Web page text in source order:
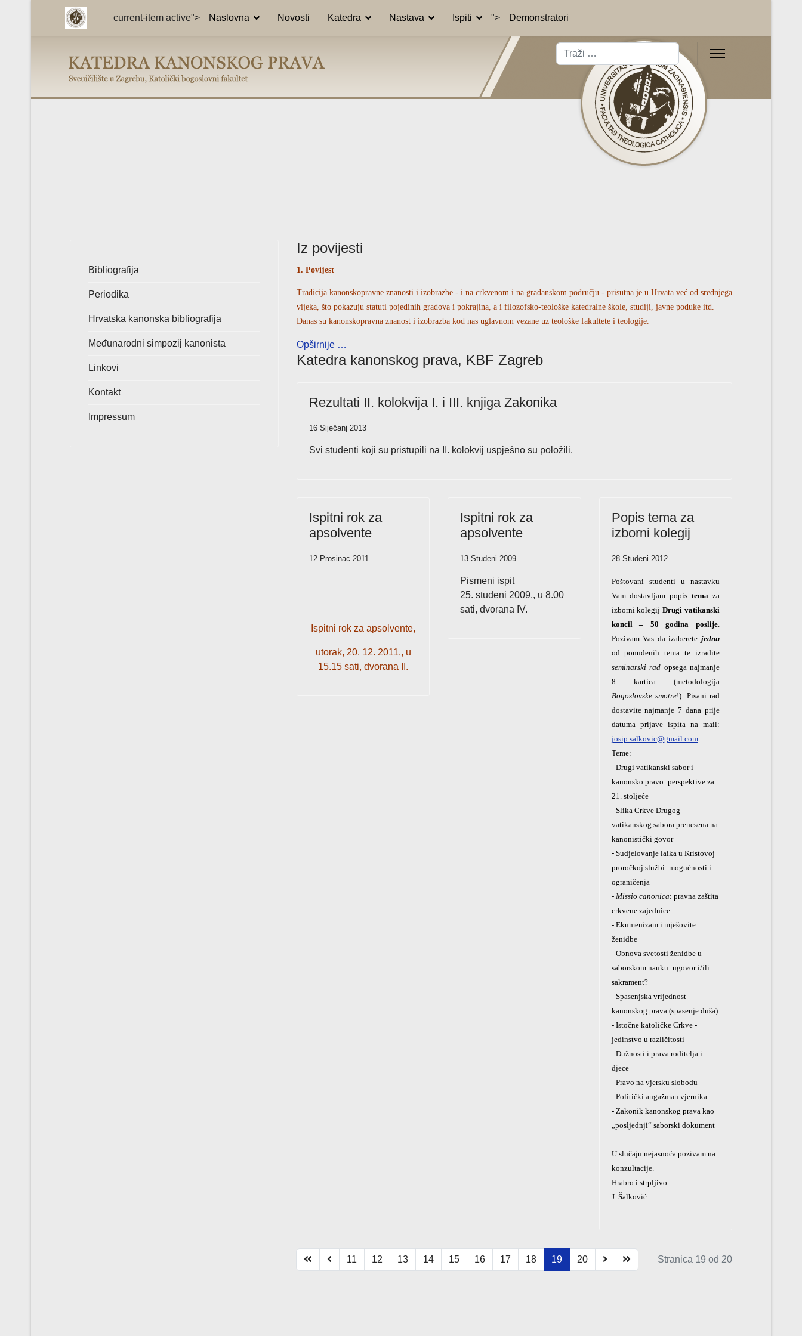
current-item active"> Naslovna Novosti Katedra Nastava Ispiti "> Demonstratori
Traži
Type 2 or more characters for results.
Bibliografija
Periodika
Hrvatska kanonska bibliografija
Međunarodni simpozij kanonista
Linkovi
Kontakt
Impressum
Iz povijesti
1. Povijest
Tradicija kanonskopravne znanosti i izobrazbe - i na crkvenom i na građanskom području - prisutna je u Hrvata već od srednjega
vijeka, što pokazuju statuti pojedinih gradova i pokrajina, a i filozofsko-teološke katedralne škole, studiji, javne poduke itd.
Danas su kanonskopravna znanost i izobrazba kod nas uglavnom vezane uz teološke fakultete i teologije.
Opširnije …
Katedra kanonskog prava, KBF Zagreb
Rezultati II. kolokvija I. i III. knjiga Zakonika
16 Siječanj 2013
Svi studenti koji su pristupili na II. kolokvij uspješno su položili.
Ispitni rok za
apsolvente
12 Prosinac 2011
Ispitni rok za apsolvente,
utorak, 20. 12. 2011., u
15.15 sati, dvorana II.
Ispitni rok za
apsolvente
13 Studeni 2009
Pismeni ispit
25. studeni 2009., u 8.00
sati, dvorana IV.
Popis tema za
izborni kolegij
28 Studeni 2012
Poštovani studenti u nastavku
Vam dostavljam popistema za
izborni kolegijDrugi vatikanski
koncil – 50 godina poslije.
Pozivam Vas da izaberete jednu
od ponuđenih tema te izradite
seminarski rad opsega najmanje
8 kartica (metodologija
Bogoslovske smotre!). Pisani rad
dostavite najmanje 7 dana prije
datuma prijave ispita na mail:
josip.salkovic@gmail.com.
Teme:
- Drugi vatikanski sabor i
kanonsko pravo: perspektive za
21. stoljeće
- Slika Crkve Drugog
vatikanskog sabora prenesena na
kanonistički govor
- Sudjelovanje laika u Kristovoj
proročkoj službi: mogućnosti i
ograničenja
- Missio canonica: pravna zaštita
crkvene zajednice
- Ekumenizam i mješovite
ženidbe
- Obnova svetosti ženidbe u
saborskom nauku: ugovor i/ili
sakrament?
- Spasenjska vrijednost
kanonskog prava (spasenje duša)
- Istočne katoličke Crkve -
jedinstvo u različitosti
- Dužnosti i prava roditelja i
djece
- Pravo na vjersku slobodu
- Politički angažman vjernika
- Zakonik kanonskog prava kao
„posljednji“ saborski dokument
U slučaju nejasnoća pozivam na
konzultacije.
Hrabro i strpljivo.
J. Šalković
11 12 13 14 15 16 17 18 19 20 Stranica 19 od 20